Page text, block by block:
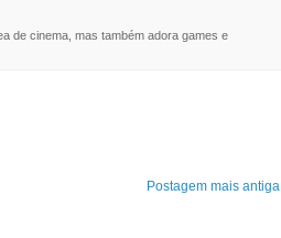
de cinema, mas também adora games e
Postagem mais antiga